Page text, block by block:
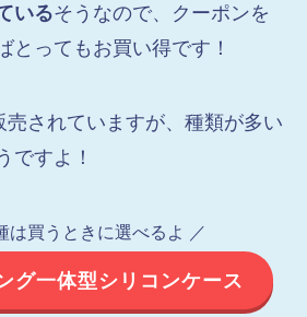
いるそうなので、クーポンを
とってもお買い得です！
されていますが、種類が多い
ですよ！
は買うときに選べるよ ／
グ一体型シリコンケース